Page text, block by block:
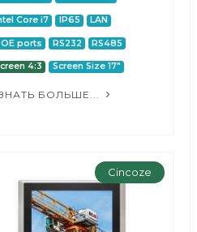
Core i7 IP65 LAN
ports RS232 RS485
4:3 Screen Size 17"
БОЛЬШЕ...
Cincoze